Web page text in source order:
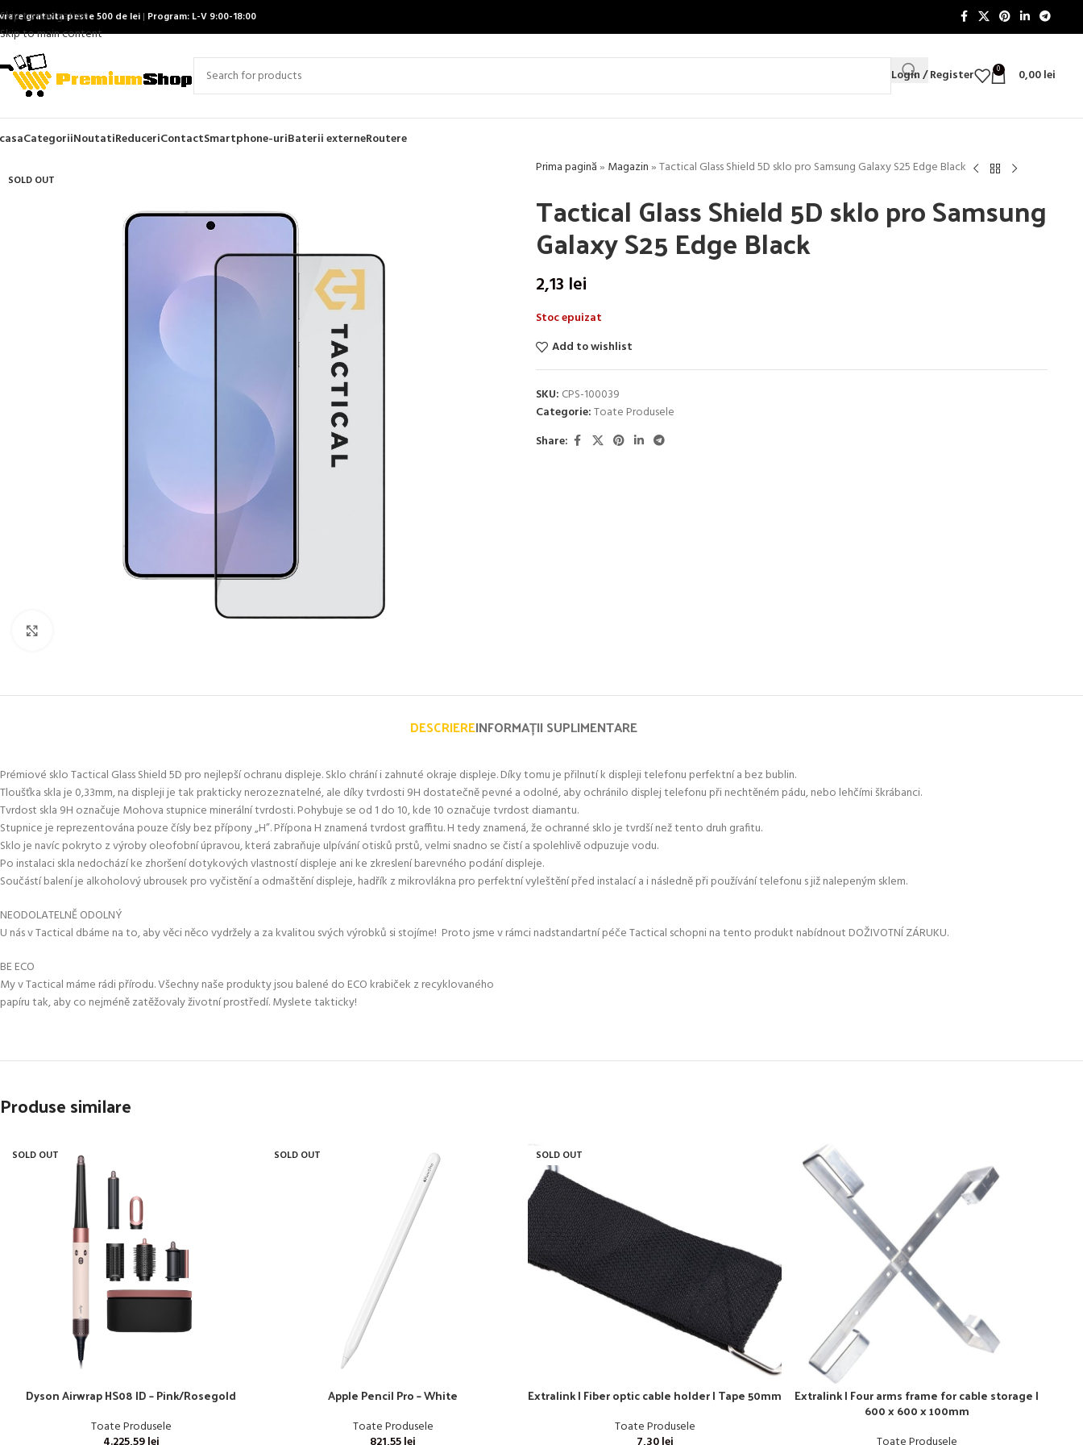
Skip to navigation
Skip to main content
gratuita peste 500 de lei | Program: L-V 9:00-18:00
Login / Register 0 0,00lei
CategoriiNoutatiReduceriContactSmartphone-uriBaterii externeRoutere
SOLD OUT
Prima pagină» Magazin»Tactical Glass Shield 5D sklo pro Samsung Galaxy S25 Edge Black
Tactical Glass Shield 5D sklo pro Samsung
Galaxy S25 Edge Black
2,13 lei
Stoc epuizat
Add to wishlist
SKU: CPS-100039
Categorie:Toate Produsele
Share:
DESCRIEREINFORMAȚII SUPLIMENTARE
Prémiové sklo Tactical Glass Shield 5D pro nejlepší ochranu displeje. Sklo chrání i zahnuté okraje displeje. Díky tomu je přilnutí k displeji telefonu perfektní a bez bublin.
Tloušťka skla je 0,33mm, na displeji je tak prakticky nerozeznatelné, ale díky tvrdosti 9H dostatečně pevné a odolné, aby ochránilo displej telefonu při nechtěném pádu, nebo lehčími škrábanci.
Tvrdost skla 9H označuje Mohova stupnice minerální tvrdosti. Pohybuje se od 1 do 10, kde 10 označuje tvrdost diamantu.
Stupnice je reprezentována pouze čísly bez přípony „H”. Přípona H znamená tvrdost graffitu. H tedy znamená, že ochranné sklo je tvrdší než tento druh grafitu.
Sklo je navíc pokryto z výroby oleofobní úpravou, která zabraňuje ulpívání otisků prstů, velmi snadno se čistí a spolehlivě odpuzuje vodu.
Po instalaci skla nedochází ke zhoršení dotykových vlastností displeje ani ke zkreslení barevného podání displeje.
Součástí balení je alkoholový ubrousek pro vyčistění a odmaštění displeje, hadřík z mikrovlákna pro perfektní vyleštění před instalací a i následně při používání telefonu s již nalepeným sklem.
NEODOLATELNĚ ODOLNÝ
U nás v Tactical dbáme na to, aby věci něco vydržely a za kvalitou svých výrobků si stojíme! Proto jsme v rámci nadstandartní péče Tactical schopni na tento produkt nabídnout DOŽIVOTNÍ ZÁRUKU.
BE ECO
My v Tactical máme rádi přírodu. Všechny naše produkty jsou balené do ECO krabiček z recyklovaného
papíru tak, aby co nejméně zatěžovaly životní prostředí. Myslete takticky!
Produse similare
SOLD OUT
Dyson Airwrap HS08 ID – Pink/Rosegold
Toate Produsele
SOLD OUT
Apple Pencil Pro – White
Toate Produsele
SOLD OUT
Extralink | Fiber optic cable holder | Tape 50mm
Toate Produsele
Extralink | Four arms frame for cable storage |
600 x 600 x 100mm